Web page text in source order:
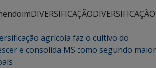
DIVERSIFICAÇÃODIVERSIFICAÇÃO
agrícola faz o cultivo do
e consolida MS como segundo maior